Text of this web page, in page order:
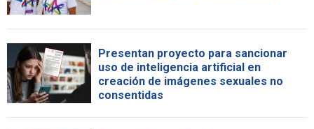
Presentan proyecto para sancionar
uso de inteligencia artificial en
creación de imágenes sexuales no
consentidas